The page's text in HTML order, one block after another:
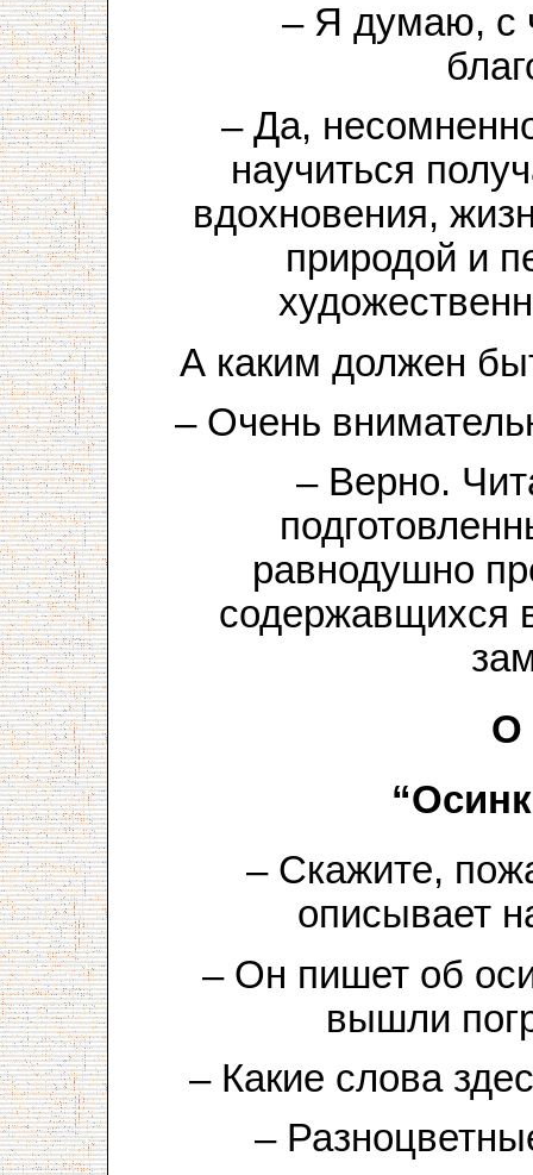
– Я думаю, с
– Да,
научиться
вдохновения,
природой и
А каким должен
– Очень
– Верно.
равнодушно
содержавщихся
О
– Скажите,
описывает
– Он пишет об
вышли
– Какие слова
–